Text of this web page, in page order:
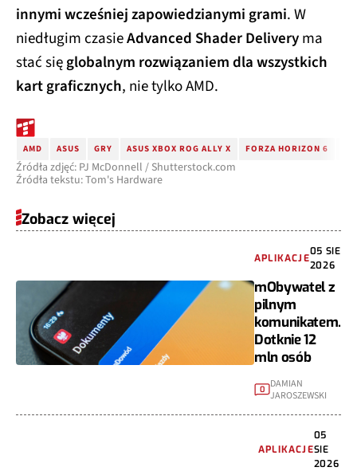
innymi wcześniej zapowiedzianymi grami. W
niedługim czasieAdvanced Shader Deliveryma
stać sięglobalnym rozwiązaniem dla wszystkich
kart graficznych, nie tylko AMD.
AMD ASUS GRY ASUS XBOX ROG ALLY X FORZA HORIZON 6
Źródła zdjęć: PJ McDonnell / Shutterstock.com
Źródła tekstu: Tom's Hardware
Zobacz więcej
APLIKACJE
05 SIE
2026
mObywatel z
pilnym
komunikatem.
Dotknie 12
mln osób
0
DAMIAN
JAROSZEWSKI
APLIKACJE
05
SIE
2026